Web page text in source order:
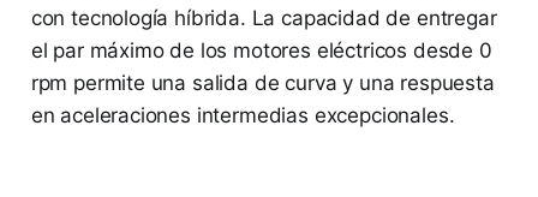
con tecnología híbrida. La capacidad de entregar
el par máximo de los motores eléctricos desde 0
rpm permite una salida de curva y una respuesta
en aceleraciones intermedias excepcionales.